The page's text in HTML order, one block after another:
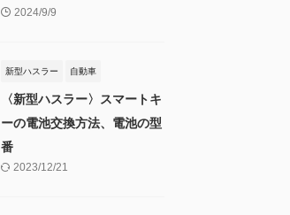
2024/9/9
新型ハスラー 自動車
〈新型ハスラー〉スマートキ
ーの電池交換方法、電池の型
番
2023/12/21